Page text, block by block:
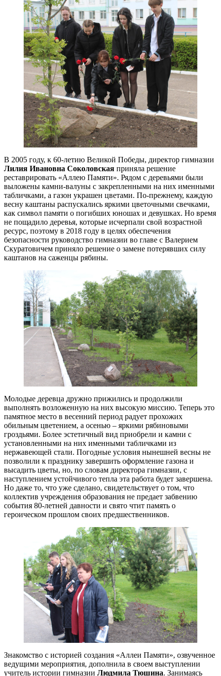
В 2005 году, к 60-летию Великой Победы, директор гимназии
Лилия Ивановна Соколовская приняла решение
реставрировать «Аллею Памяти». Рядом с деревьями были
выложены камни-валуны с закрепленными на них именными
табличками, а газон украшен цветами. По-прежнему, каждую
весну каштаны распускались яркими цветочными свечками,
как символ памяти о погибших юношах и девушках. Но время
не пощадило деревья, которые исчерпали свой возрастной
ресурс, поэтому в 2018 году в целях обеспечения
безопасности руководство гимназии во главе с Валерием
Скуратовичем приняло решение о замене потерявших силу
каштанов на саженцы рябины.
Молодые деревца дружно прижились и продолжили
выполнять возложенную на них высокую миссию. Теперь это
памятное место в весенний период радует прохожих
обильным цветением, а осенью – яркими рябиновыми
гроздьями. Более эстетичный вид приобрели и камни с
установленными на них именными табличками из
нержавеющей стали. Погодные условия нынешней весны не
позволили к празднику завершить оформление газона и
высадить цветы, но, по словам директора гимназии, с
наступлением устойчивого тепла эта работа будет завершена.
Но даже то, что уже сделано, свидетельствует о том, что
коллектив учреждения образования не предает забвению
события 80-летней давности и свято чтит память о
героическом прошлом своих предшественников.
Знакомство с историей создания «Аллеи Памяти», озвученное
ведущими мероприятия, дополнила в своем выступлении
учитель истории гимназии Людмила Тюшина. Занимаясь